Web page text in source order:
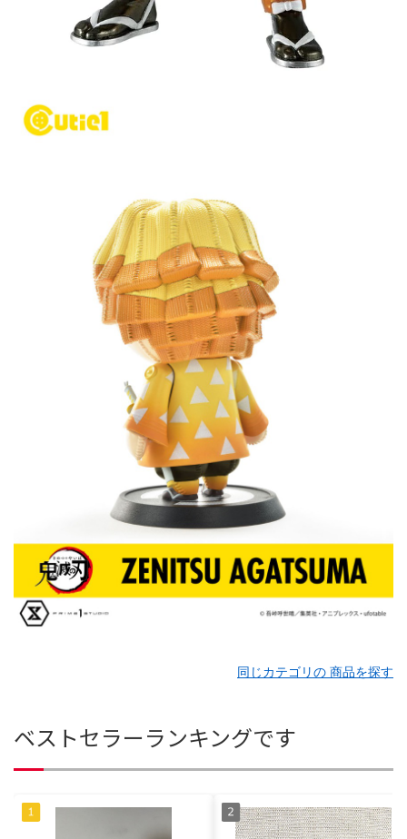
同じカテゴリの 商品を探す
ベストセラーランキングです